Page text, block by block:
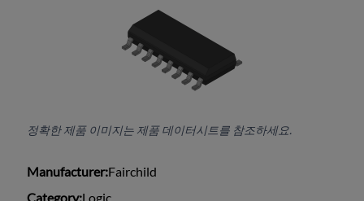
정확한 제품 이미지는 제품 데이터시트를 참조하세요.
Manufacturer:Fairchild
Category:Logic